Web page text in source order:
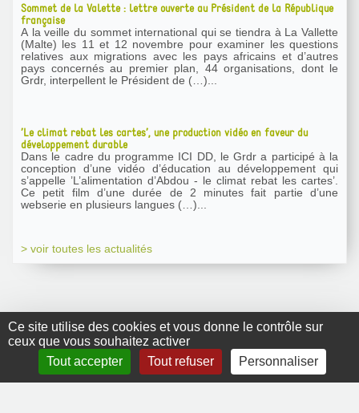
Ce site utilise des cookies et vous donne le contrôle sur
ceux que vous souhaitez activer
Tout accepter
Tout refuser Personnaliser
Sommet de la Valette : lettre ouverte au Président de la République
française
A la veille du sommet international qui se tiendra à La Vallette
(Malte) les 11 et 12 novembre pour examiner les questions
relatives aux migrations avec les pays africains et d’autres
pays concernés au premier plan, 44 organisations, dont le
Grdr, interpellent le Président de (…)...
’Le climat rebat les cartes’, une production vidéo en faveur du
développement durable
Dans le cadre du programme ICI DD, le Grdr a participé à la
conception d’une vidéo d’éducation au développement qui
s’appelle ’L’alimentation d’Abdou - le climat rebat les cartes’.
Ce petit film d’une durée de 2 minutes fait partie d’une
webserie en plusieurs langues (…)...
> voir toutes les actualités
GRDR Copyright
2010 |RSS|Plan du site|Mentions légales|Contact